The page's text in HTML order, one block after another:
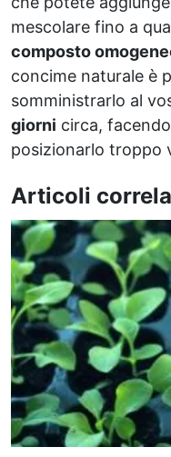
mescolare fino a
composto
concime naturale è
somministrarlo al
giorni circa,
posizionarlo troppo
Articoli